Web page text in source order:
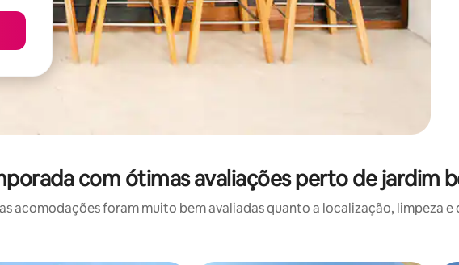
com ótimas avaliações perto de jardim
acomodações foram muito bem avaliadas quanto a localização, limpeza